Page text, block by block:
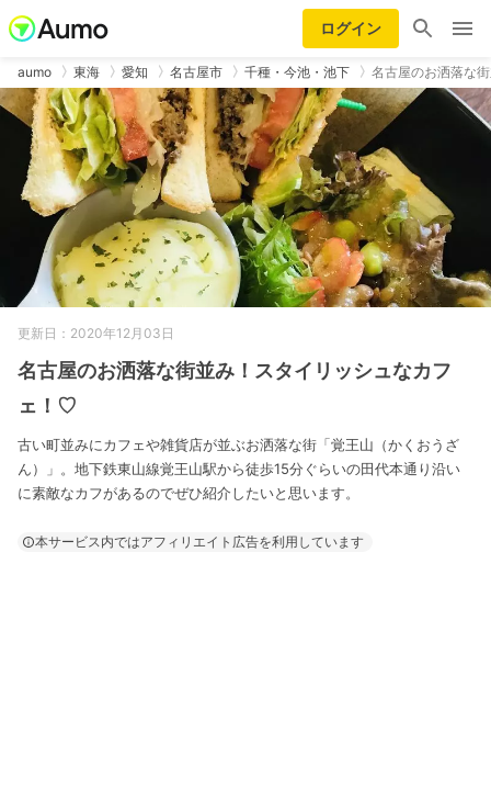
ログイン
aumo 東海 愛知 名古屋市 千種・今池・池下 名古屋のお洒落な
更新日：2020年12月03日
名古屋のお洒落な街並み！スタイリッシュなカフ
ェ！♡
古い町並みにカフェや雑貨店が並ぶお洒落な街「覚王山（かくおうざ
ん）」。地下鉄東山線覚王山駅から徒歩15分ぐらいの田代本通り沿い
に素敵なカフがあるのでぜひ紹介したいと思います。
本サービス内ではアフィリエイト広告を利用しています